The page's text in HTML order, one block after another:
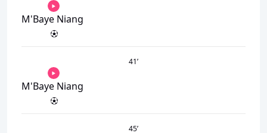
M'Baye Niang
41’
M'Baye Niang
45’